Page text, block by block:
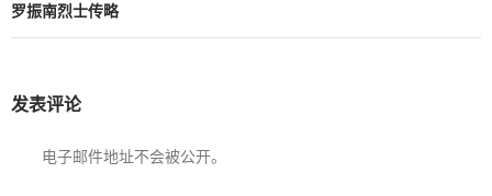
罗振南烈士传略
发表评论
电子邮件地址不会被公开。